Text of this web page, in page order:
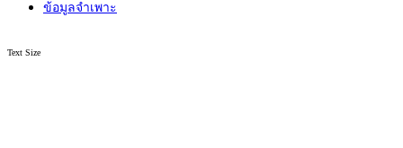
ข้อมูลจำเพาะ
Text Size